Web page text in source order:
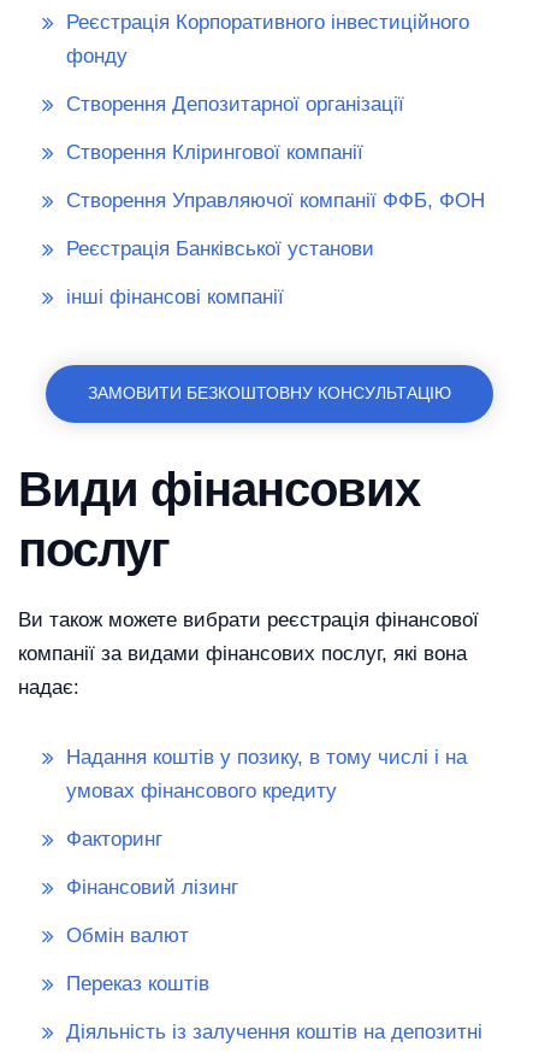
Реєстрація Корпоративного інвестиційного
фонду
Створення Депозитарної організації
Створення Клірингової компанії
Створення Управляючої компанії ФФБ, ФОН
Реєстрація Банківської установи
інші фінансові компанії
ЗАМОВИТИ БЕЗКОШТОВНУ КОНСУЛЬТАЦІЮ
Види фінансових
послуг
Ви також можете вибрати реєстрація фінансової
компанії за видами фінансових послуг, які вона
надає:
Надання коштів у позику, в тому числі і на
умовах фінансового кредиту
Факторинг
Фінансовий лізинг
Обмін валют
Переказ коштів
Діяльність із залучення коштів на депозитні